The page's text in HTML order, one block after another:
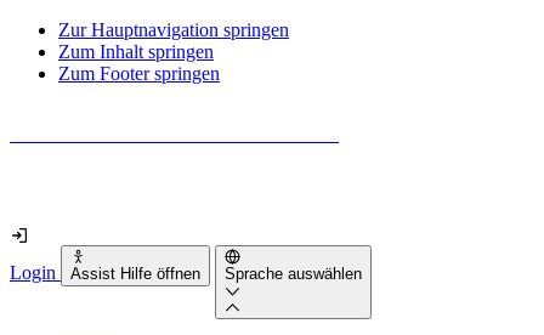
Zur Hauptnavigation springen
Zum Inhalt springen
Zum Footer springen
Login Assist Hilfe öffnen Sprache auswählen